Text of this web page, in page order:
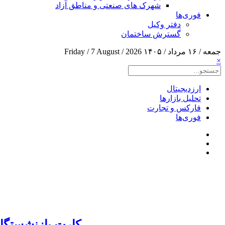
شهرک های صنعتی و مناطق آزاد
فوری‌ها
دفتر وکیل
گسترش ساختمان
جمعه / ۱۶ مرداد / ۱۴۰۵
Friday / 7 August / 2026
×
ارزدیجیتال
تحلیل بازارها
فارکس و تجارت
فوری‌ها